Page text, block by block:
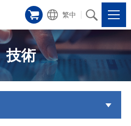
繁中
技術